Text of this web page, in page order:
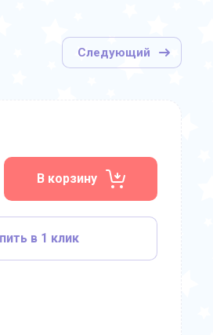
Следующий
В корзину
в 1 клик